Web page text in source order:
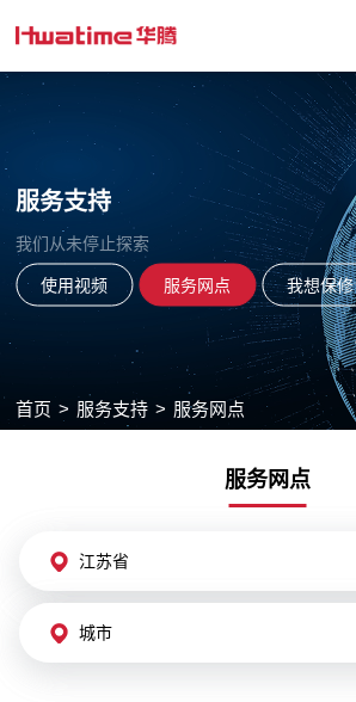
服务支持
我们从未停止探索
使用视频 服务网点 我想保修
首页 > 服务支持 > 服务网点
服务网点
江苏省
城市